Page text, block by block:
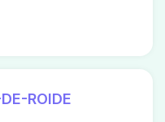
ROIDE